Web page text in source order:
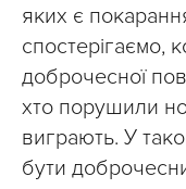
яких є
спостерігаємо,
доброчесної
хто порушили
виграють. У
бути